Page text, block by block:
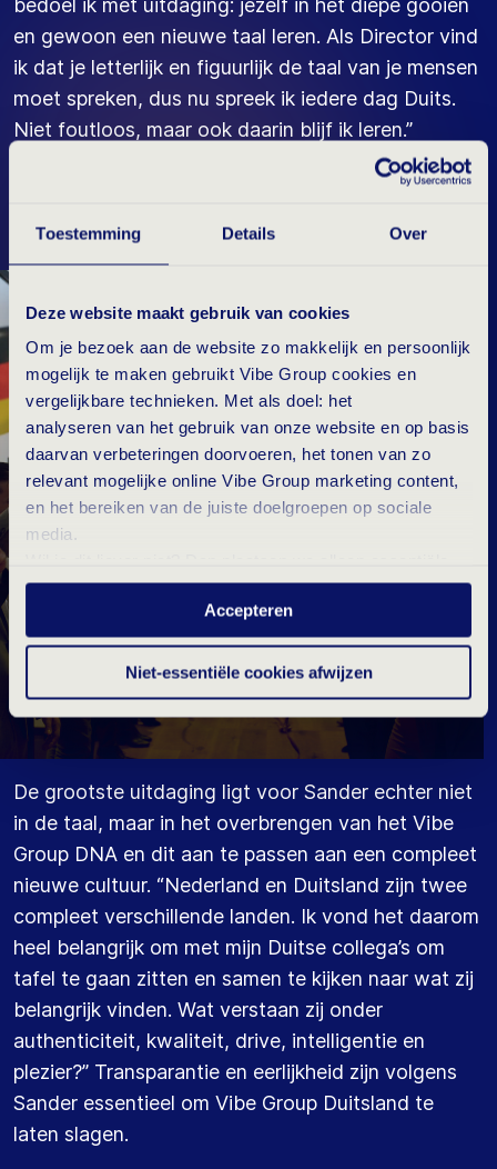
Toestemming Details Over
Deze website maakt gebruik van cookies
Om je bezoek aan de website zo makkelijk en persoonlijk
mogelijk te maken gebruikt Vibe Group cookies en
vergelijkbare technieken. Met als doel: het
analyseren van het gebruik van onze website en op basis
daarvan verbeteringen doorvoeren, het tonen van zo
relevant mogelijke online Vibe Group marketing content,
en het bereiken van de juiste doelgroepen op sociale
media.
en statistische cookies tijdens je bezoek. Meer weten?
Klik hierboven op 'Details' of lees onze
privacyverklaring.
Accepteren
Niet-essentiële cookies afwijzen
bedoel ik met uitdaging: jezelf in het diepe gooien
en gewoon een nieuwe taal leren. Als Director vind
ik dat je letterlijk en figuurlijk de taal van je mensen
moet spreken, dus nu spreek ik iedere dag Duits.
Niet foutloos, maar ook daarin blijf ik leren.”
HETVIBE DNA
De grootste uitdaging ligt voor Sander echter niet
in de taal, maar in het overbrengen van het Vibe
Group DNA en dit aan te passen aan een compleet
nieuwe cultuur. “Nederland en Duitsland zijn twee
compleet verschillende landen. Ik vond het daarom
heel belangrijk om met mijn Duitse collega’s om
tafel te gaan zitten en samen te kijken naar wat zij
belangrijk vinden. Wat verstaan zij onder
authenticiteit, kwaliteit, drive, intelligentie en
plezier?” Transparantie en eerlijkheid zijn volgens
Sander essentieel om Vibe Group Duitsland te
laten slagen.